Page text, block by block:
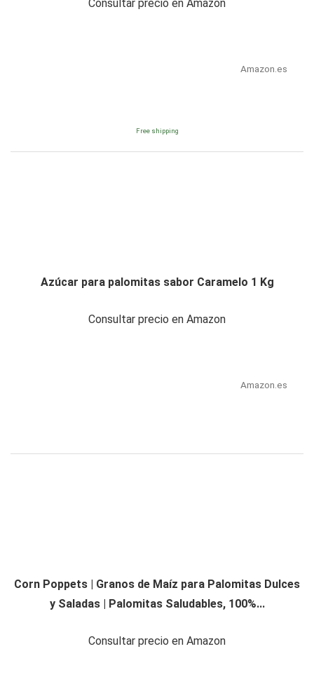
Consultar precio en Amazon
Amazon.es
Free shipping
Azúcar para palomitas sabor Caramelo 1 Kg
Consultar precio en Amazon
Amazon.es
Corn Poppets | Granos de Maíz para Palomitas Dulces
y Saladas | Palomitas Saludables, 100%...
Consultar precio en Amazon